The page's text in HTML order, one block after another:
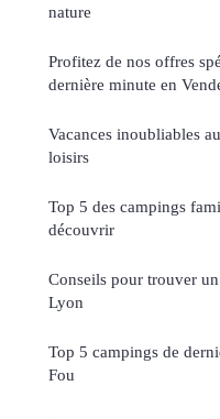
nature
Profitez de nos offres
dernière minute en
Vacances inoubliables
loisirs
Top 5 des campings
découvrir
Conseils pour trouver
Lyon
Top 5 campings de
Fou